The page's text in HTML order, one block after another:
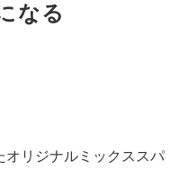
なる
オリジナルミックススパ